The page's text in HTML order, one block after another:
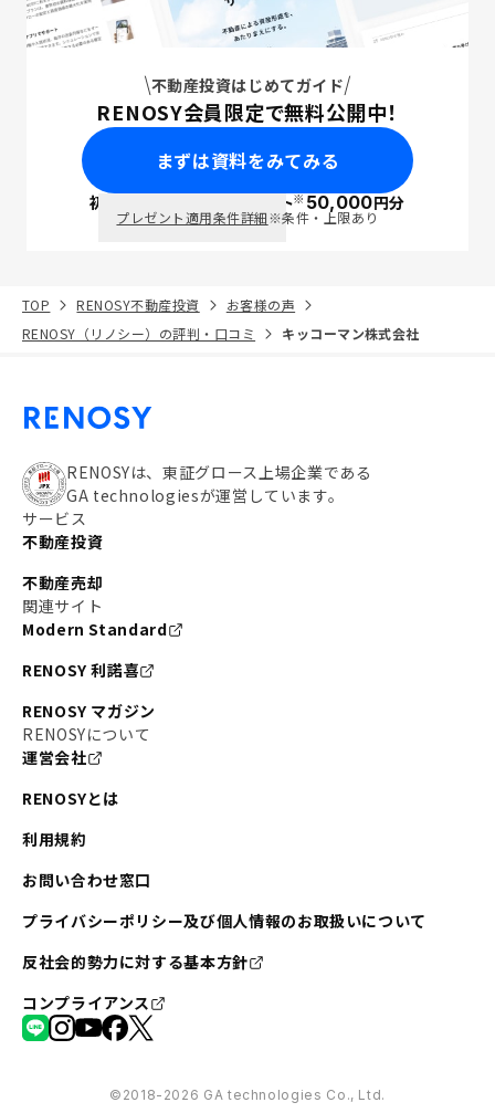
不動産投資はじめてガイド
RENOSY会員限定で無料公開中！
まずは資料をみてみる
初回面談で ポイント※50,000円分
プレゼント適用条件詳細※条件・上限あり
TOP RENOSY不動産投資
お客様の声
RENOSY（リノシー）の評判・口コミ
キッコーマン株式会社
RENOSYは、東証グロース上場企業である
GA technologiesが運営しています。
サービス
不動産投資
不動産売却
関連サイト
Modern Standard
RENOSY 利諾喜
RENOSY マガジン
RENOSYについて
運営会社
RENOSYとは
利用規約
お問い合わせ窓口
プライバシーポリシー及び個人情報のお取扱いについて
反社会的勢力に対する基本方針
コンプライアンス
©︎2018-2026 GA technologies Co., Ltd.